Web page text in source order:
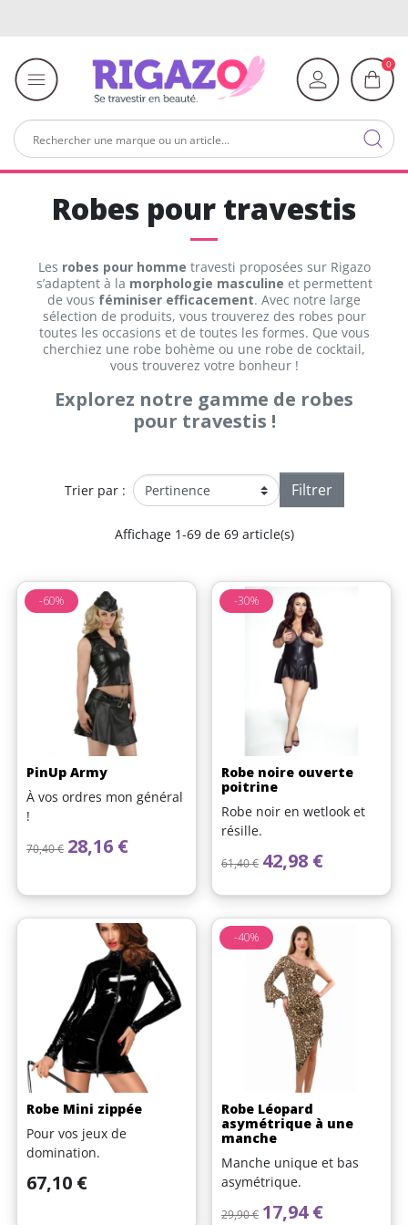
0
Robes pour travestis
Les robes pour homme travesti proposées sur Rigazo
s’adaptent à la morphologie masculine et permettent
de vous féminiser efficacement. Avec notre large
sélection de produits, vous trouverez des robes pour
toutes les occasions et de toutes les formes. Que vous
cherchiez une robe bohème ou une robe de cocktail,
vous trouverez votre bonheur !
Explorez notre gamme de robes
pour travestis !
Trier par : Filtrer
Affichage 1-69 de 69 article(s)
PinUp Army
À vos ordres mon général
!
Prix de base
70,40 € Prix
28,16 €
-60%
Robe noire ouverte
poitrine
Robe noir en wetlook et
résille.
Prix de base
61,40 € Prix
42,98 €
-30%
Robe Mini zippée
Pour vos jeux de
domination.
Prix
67,10 €
Robe Léopard
asymétrique à une
manche
Manche unique et bas
asymétrique.
Prix de base
29,90 € Prix
17,94 €
-40%